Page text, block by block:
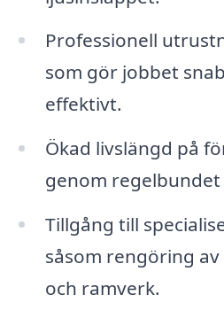
Professionell
som gör jobbet
effektivt.
Ökad livslängd på
genom
Tillgång till
såsom rengöring
och ramverk.